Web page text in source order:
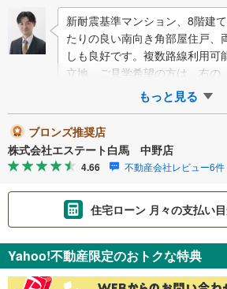
新耐震基準マンション、8階建
たりの良い南向き角部屋住戸、
しも良好です。複数路線利用可
立地。ご見学希望の方は、右の
る（白いボタン）」からエント
もっと見る
ブロンズ推奨店
株式会社エステート白馬 中野店
4.66 不動産会社レビュー6件
住宅ローン 月々の支払い
金利
Yahoo!不動産限定のおトクな特典